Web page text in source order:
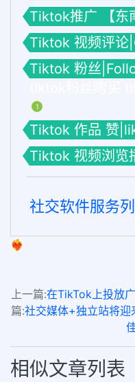
Tiktok推广 【东
Tiktok 视频评论
Tiktok 粉丝
1
Tiktok 作品 赞
Tiktok 视频浏览
社交软件服务
❤️‍🔥
上一篇:在TikTok上投放
篇:社交媒体+独立站将
相似文章列表